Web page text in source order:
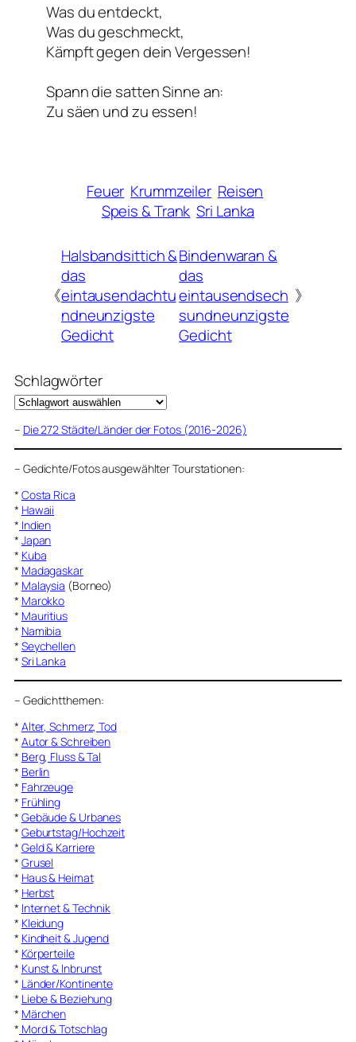
Was du entdeckt,
Was du geschmeckt,
Kämpft gegen dein Vergessen!
Spann die satten Sinne an:
Zu säen und zu essen!
Feuer Krummzeiler Reisen
Speis & Trank Sri Lanka
《
Halsbandsittich &
das
eintausendachtu
ndneunzigste
Gedicht
Bindenwaran &
das
eintausendsech
sundneunzigste
Gedicht
》
Schlagwörter
– Die 272 Städte/Länder der Fotos (2016-2026)
– Gedichte/Fotos ausgewählter Tourstationen:
* Costa Rica
* Hawaii
* Indien
* Japan
* Kuba
* Madagaskar
* Malaysia (Borneo)
* Marokko
* Mauritius
* Namibia
* Seychellen
* Sri Lanka
– Gedichtthemen:
* Alter, Schmerz, Tod
* Autor & Schreiben
* Berg, Fluss & Tal
* Berlin
* Fahrzeuge
* Frühling
* Gebäude & Urbanes
* Geburtstag/Hochzeit
* Geld & Karriere
* Grusel
* Haus & Heimat
* Herbst
* Internet & Technik
* Kleidung
* Kindheit & Jugend
* Körperteile
* Kunst & Inbrunst
* Länder/Kontinente
* Liebe & Beziehung
* Märchen
* Mord & Totschlag